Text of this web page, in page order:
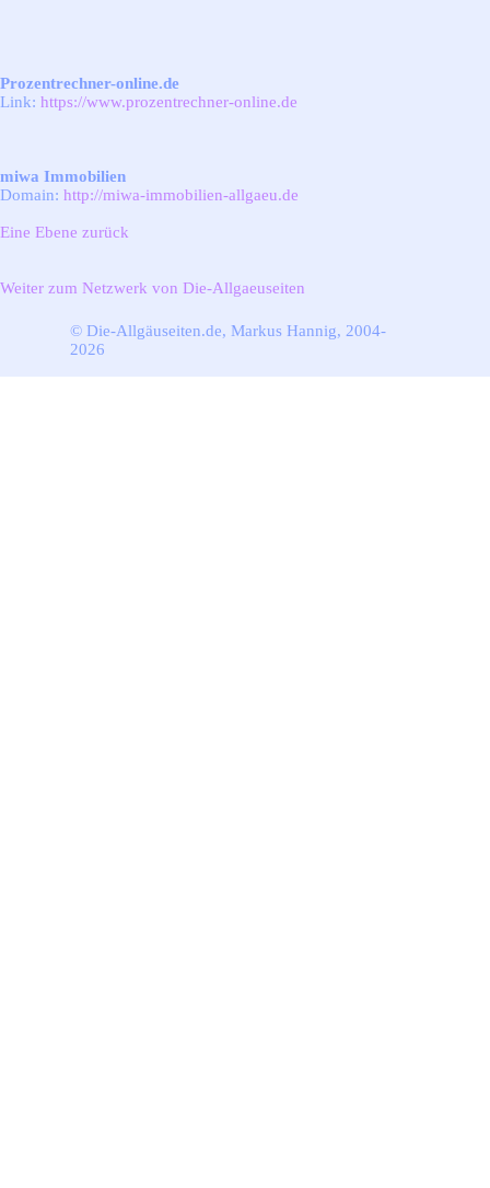
Prozentrechner-online.de
Link: https://www.prozentrechner-online.de
miwa Immobilien
Domain: http://miwa-immobilien-allgaeu.de
Eine Ebene zurück
Weiter zum Netzwerk von Die-Allgaeuseiten
© Die-Allgäuseiten.de, Markus Hannig, 2004-
2026